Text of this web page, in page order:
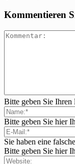
Kommentieren
Bitte geben Sie Ihren
Bitte geben Sie hier
Sie haben eine
Bitte geben Sie hier